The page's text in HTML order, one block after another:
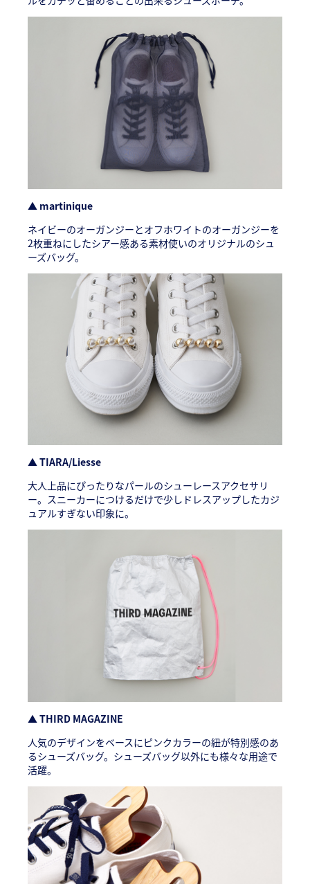
▲ martinique
ネイビーのオーガンジーとオフホワイトのオーガンジーを
2枚重ねにしたシアー感ある素材使いのオリジナルのシュ
ーズバッグ。
▲ TIARA/Liesse
大人上品にぴったりなパールのシューレースアクセサリ
ー。スニーカーにつけるだけで少しドレスアップしたカジ
ュアルすぎない印象に。
▲ THIRD MAGAZINE
人気のデザインをベースにピンクカラーの紐が特別感のあ
るシューズバッグ。シューズバッグ以外にも様々な用途で
活躍。